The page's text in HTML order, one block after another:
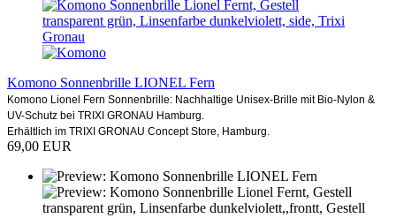
Komono Sonnenbrille LIONEL Fern
Komono Lionel Fern Sonnenbrille: Nachhaltige Unisex-Brille mit Bio-Nylon &
UV-Schutz bei TRIXI GRONAU Hamburg.
Erhältlich im TRIXI GRONAU Concept Store, Hamburg.
69,00 EUR